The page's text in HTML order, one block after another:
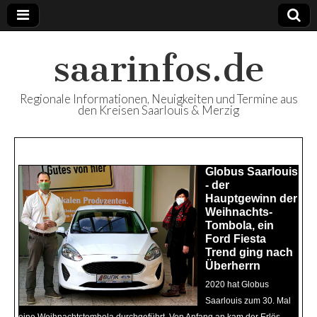
saarinfos.de
Regionale Informationen, Neuigkeiten und Termine aus
den Kreisen Saarlouis & Merzig
Globus Saarlouis
- der
Hauptgewinn der
Weihnachts-
Tombola, ein
Ford Fiesta
Trend ging nach
Überherrn
2020 hat Globus
Saarlouis zum 30. Mal